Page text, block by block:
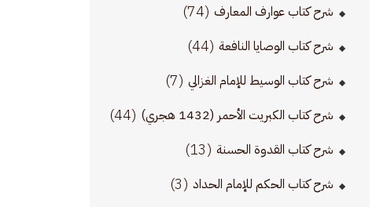
شرح كتاب عوارف المعارف (74)
شرح كتاب الوصايا النافعة (44)
شرح كتاب الوسيط للإمام الغزالي (7)
شرح كتاب الكبريت الأحمر (1432 هجري) (44)
شرح كتاب القدوة الحسنة (13)
شرح كتاب الحكم للإمام الحداد (3)